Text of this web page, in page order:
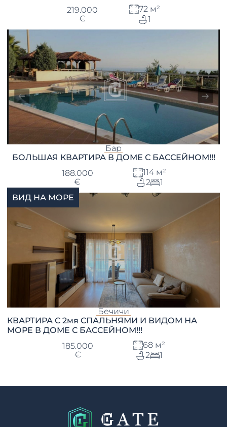
219.000
€
72 м²
1
Бар
БОЛЬШАЯ КВАРТИРА В ДОМЕ С БАССЕЙНОМ!!!
188.000
€
114 м²
2
1
ВИД НА МОРЕ
Бечичи
КВАРТИРА С 2мя СПАЛЬНЯМИ И ВИДОМ НА
МОРЕ В ДОМЕ С БАССЕЙНОМ!!!
185.000
€
68 м²
2
1